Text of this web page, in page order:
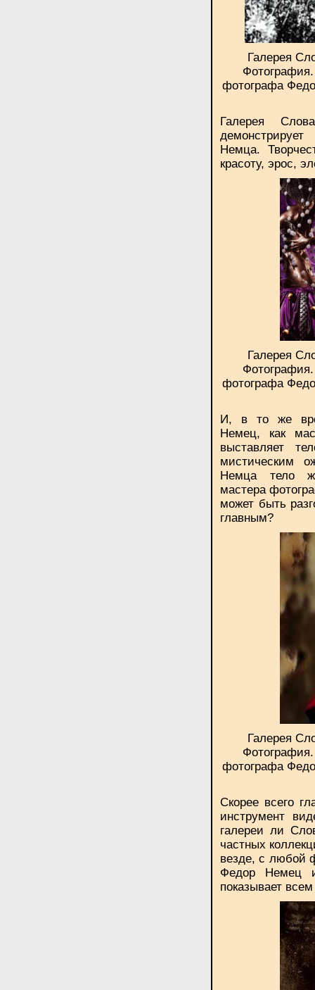
Галерея
фотографа
Галерея
Немца.
красоту, эрос,
Галерея
фотографа
И, в то же
Немец, как
выставляет
мистическим
Немца тело
мастера
может быть
главным?
Галерея
фотографа
Скорее всего
инструмент
галереи ли
частных
везде, с любой
Федор Немец
показывает